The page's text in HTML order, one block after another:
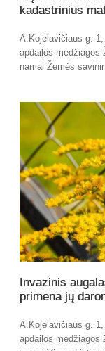
kadastrinius
A.Kojelavičiaus g.
apdailos medžiagos
namai Žemės
Invazinis
primena jų
A.Kojelavičiaus g.
apdailos medžiagos